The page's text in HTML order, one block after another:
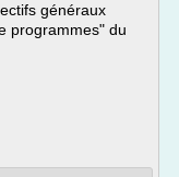
généraux
programmes" du